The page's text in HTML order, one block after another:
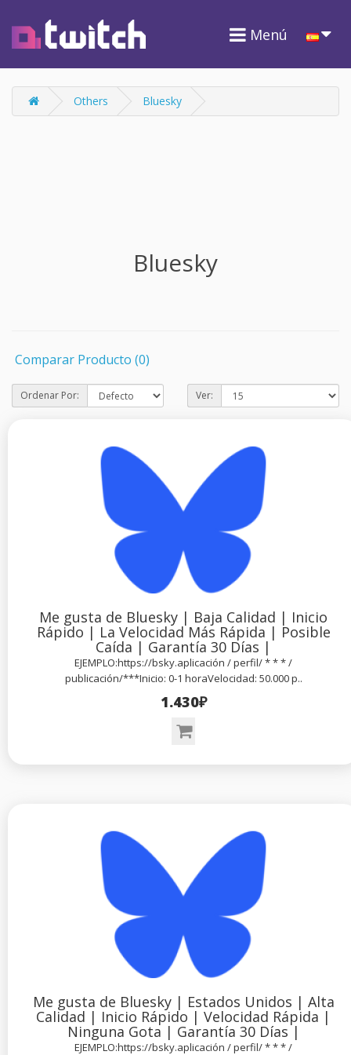
Menú
Others Bluesky
Bluesky
Comparar Producto (0)
Ordenar Por: Ver:
Me gusta de Bluesky | Baja Calidad | Inicio
Rápido | La Velocidad Más Rápida | Posible
Caída | Garantía 30 Días |
EJEMPLO:https://bsky.aplicación / perfil/ * * * /
publicación/***Inicio: 0-1 horaVelocidad: 50.000 p..
1.430₽
Me gusta de Bluesky | Estados Unidos | Alta
Calidad | Inicio Rápido | Velocidad Rápida |
Ninguna Gota | Garantía 30 Días |
EJEMPLO:https://bsky.aplicación / perfil/ * * * /